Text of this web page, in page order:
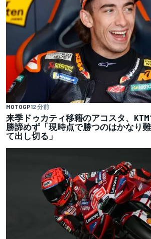
MOTOGP12 分前
来季ドゥカティ移籍のアコスタ、
勝諦めず「現時点で勝つのはかなり
て出し切る」